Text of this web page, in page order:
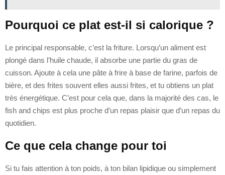
Pourquoi ce plat est-il si calorique ?
Le principal responsable, c’est la friture. Lorsqu’un aliment est
plongé dans l’huile chaude, il absorbe une partie du gras de
cuisson. Ajoute à cela une pâte à frire à base de farine, parfois de
bière, et des frites souvent elles aussi frites, et tu obtiens un plat
très énergétique. C’est pour cela que, dans la majorité des cas, le
fish and chips est plus proche d’un repas plaisir que d’un repas du
quotidien.
Ce que cela change pour toi
Si tu fais attention à ton poids, à ton bilan lipidique ou simplement